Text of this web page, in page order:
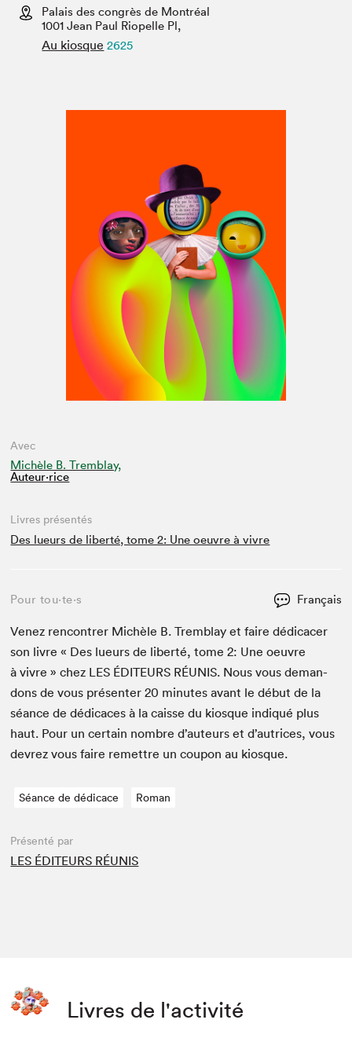
Espace médias
Palais des congrès de Montréal
1001 Jean Paul Riopelle Pl,
Au kiosque 2625
Avec
Michèle B. Tremblay,
Auteur·rice
Livres présentés
Des lueurs de liberté, tome 2: Une oeuvre à vivre
Pour tou⋅te⋅s Français
Venez ren­con­tr­er Michèle B. Trem­blay et faire dédi­cac­er
son livre « Des lueurs de lib­erté, tome2: Une oeu­vre
à vivre » chez LES ÉDI­TEURS RÉU­NIS. Nous vous deman­
dons de vous présen­ter20 min­utes avant le début de la
séance de dédi­caces à la caisse du kiosque indiqué plus
haut. Pour un cer­tain nom­bre d’auteurs et d’autrices, vous
devrez vous faire remet­tre un coupon au kiosque.
Séance de dédicace Roman
Présenté par
LES ÉDITEURS RÉUNIS
Livres de l'activité